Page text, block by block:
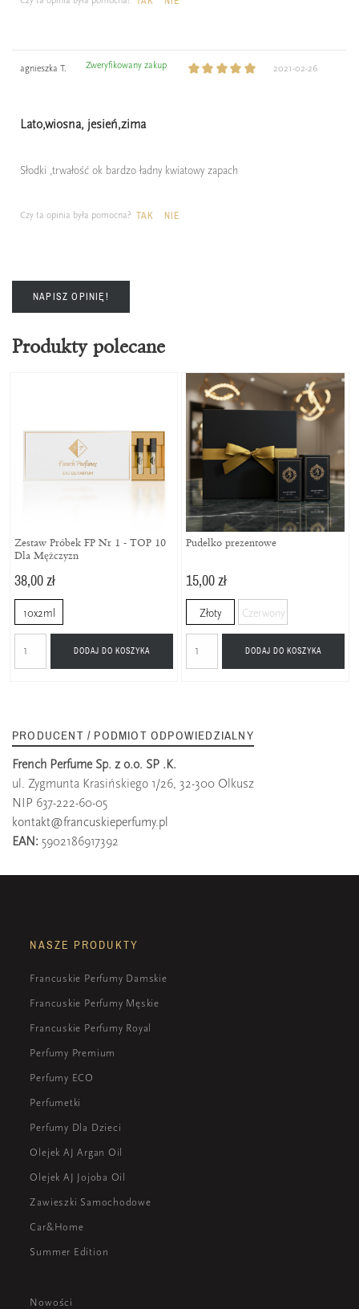
agnieszka T. Zweryfikowany zakup 2021-02-26
Lato,wiosna, jesień,zima
Słodki ,trwałość ok bardzo ładny kwiatowy zapach
Czy ta opinia była pomocna? TAK NIE
NAPISZ OPINIĘ!
Produkty polecane
Zestaw Próbek FP Nr 1 - TOP 10
Dla Mężczyzn
38,00 zł
10x2ml
DODAJ DO KOSZYKA
Pudełko prezentowe
15,00 zł
Złoty Czerwony
DODAJ DO KOSZYKA
PRODUCENT / PODMIOT ODPOWIEDZIALNY
French Perfume Sp. z o.o. SP .K.
ul. Zygmunta Krasińskiego 1/26, 32-300 Olkusz
NIP 637-222-60-05
kontakt@francuskieperfumy.pl
EAN: 5902186917392
NASZE PRODUKTY
Francuskie Perfumy Damskie
Francuskie Perfumy Męskie
Francuskie Perfumy Royal
Perfumy Premium
Perfumy ECO
Perfumetki
Perfumy Dla Dzieci
Olejek AJ Argan Oil
Olejek AJ Jojoba Oil
Zawieszki Samochodowe
Car&Home
Summer Edition
Nowości